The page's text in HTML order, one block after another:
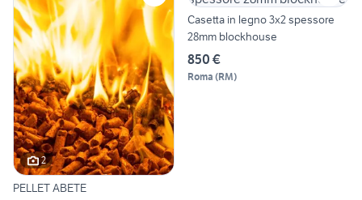
2
PELLET ABETE
Casetta in legno 3x2 spessore
28mm blockhouse
850 €
Roma (RM)